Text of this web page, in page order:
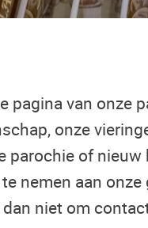
pagina van onze
onze
parochie of
nemen aan
niet om